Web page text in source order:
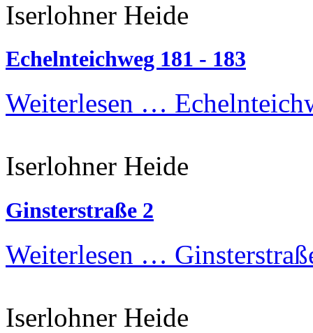
Iserlohner Heide
Echelnteichweg 181 - 183
Weiterlesen …
Iserlohner Heide
Ginsterstraße 2
Weiterlesen …
Iserlohner Heide